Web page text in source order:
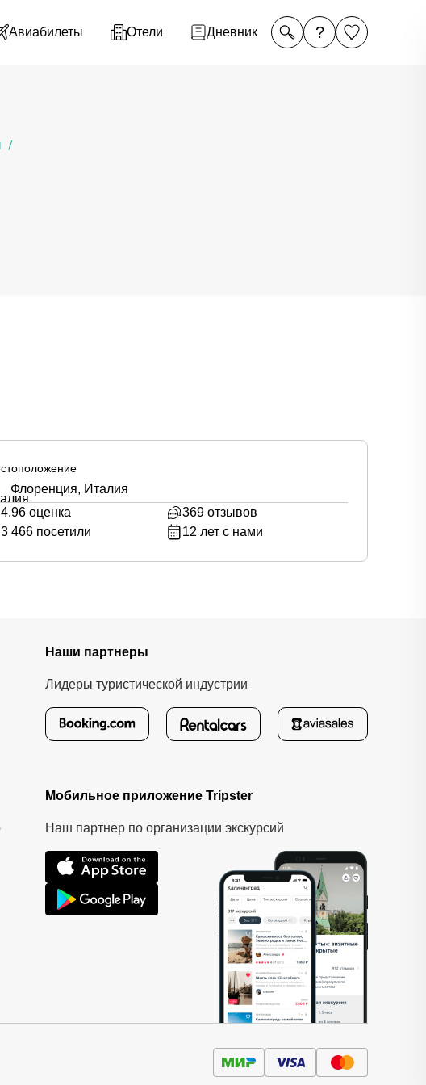
Авиабилеты Отели Дневник ?
/
Флоренция, Италия
4.96 оценка 369 отзывов
3 466 посетили 12 лет с нами
Наши партнеры
Лидеры туристической индустрии
Мобильное приложение Tripster
Наш партнер по организации экскурсий